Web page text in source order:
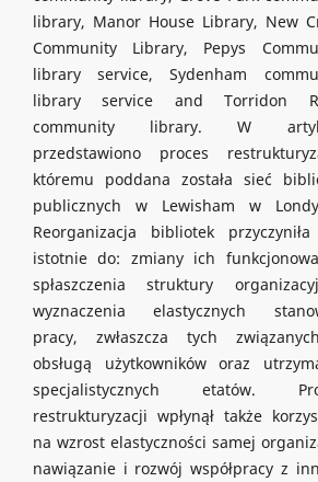
library, Manor House Library, New
Community Library, Pepys
library service, Sydenham
library service and Torridon
community library. W
przedstawiono proces
któremu poddana została sieć
publicznych w Lewisham w
Reorganizacja bibliotek
istotnie do: zmiany ich
spłaszczenia struktury
wyznaczenia elastycznych
pracy, zwłaszcza tych
obsługą użytkowników oraz
specjalistycznych etatów.
restrukturyzacji wpłynął także
na wzrost elastyczności samej
nawiązanie i rozwój współpracy z